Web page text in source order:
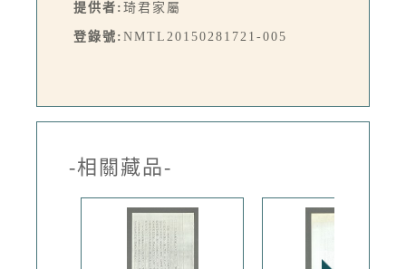
提供者: 琦君家屬
登錄號: NMTL20150281721-005
-相關藏品-